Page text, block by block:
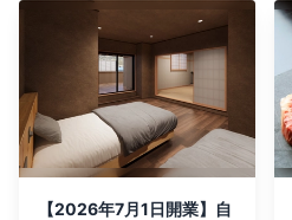
【2026年7月1日開業】自